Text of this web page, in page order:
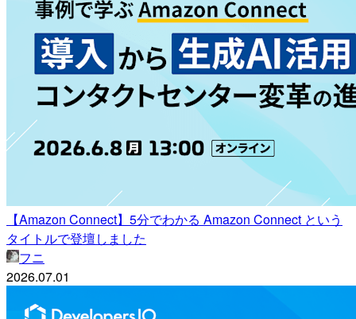
【Amazon Connect】5分でわかる Amazon Connect という
タイトルで登壇しました
フニ
2026.07.01